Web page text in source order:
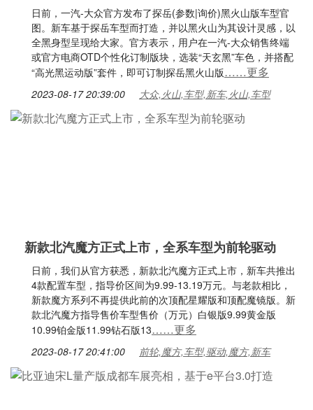
日前，一汽-大众官方发布了探岳(参数|询价)黑火山版车型官
图。新车基于探岳车型而打造，并以黑火山为其设计灵感，以
全黑身型呈现给大家。官方表示，用户在一汽-大众销售终端
或官方电商OTD个性化订制版块，选装“天玄黑”车色，并搭配
“高光黑运动版”套件，即可订制探岳黑火山版……更多
2023-08-17 20:39:00 大众,火山,车型,新车,火山,车型
新款北汽魔方正式上市，全系车型为前轮驱动
日前，我们从官方获悉，新款北汽魔方正式上市，新车共推出
4款配置车型，指导价区间为9.99-13.19万元。与老款相比，
新款魔方系列不再提供此前的次顶配星耀版和顶配魔镜版。新
款北汽魔方指导售价车型售价（万元）白银版9.99黄金版
10.99铂金版11.99钻石版13……更多
2023-08-17 20:41:00 前轮,魔方,车型,驱动,魔方,新车